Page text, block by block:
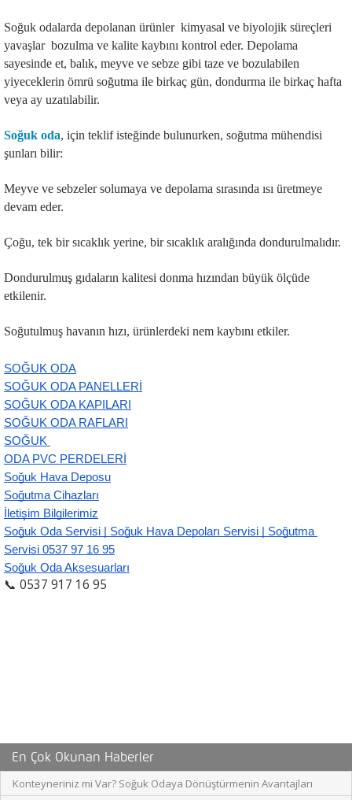
Soğuk odalarda depolanan ürünler kimyasal ve biyolojik süreçleri
yavaşlar bozulma ve kalite kaybını kontrol eder. Depolama
sayesinde et, balık, meyve ve sebze gibi taze ve bozulabilen
yiyeceklerin ömrü soğutma ile birkaç gün, dondurma ile birkaç hafta
veya ay uzatılabilir.
Soğuk oda, için teklif isteğinde bulunurken, soğutma mühendisi
şunları bilir:
Meyve ve sebzeler solumaya ve depolama sırasında ısı üretmeye
devam eder.
Çoğu, tek bir sıcaklık yerine, bir sıcaklık aralığında dondurulmalıdır.
Dondurulmuş gıdaların kalitesi donma hızından büyük ölçüde
etkilenir.
Soğutulmuş havanın hızı, ürünlerdeki nem kaybını etkiler.
SOĞUK ODA
SOĞUK ODA PANELLERİ
SOĞUK ODA KAPILARI
SOĞUK ODA RAFLARI
SOĞUK
ODA PVC PERDELERİ
Soğuk Hava Deposu
Soğutma Cihazları
İletişim Bilgilerimiz
Soğuk Oda Servisi | Soğuk Hava Depoları Servisi | Soğutma
Servisi 0537 97 16 95
Soğuk Oda Aksesuarları
📞 0537 917 16 95
En Çok Okunan Haberler
Konteyneriniz mi Var? Soğuk Odaya Dönüştürmenin Avantajları